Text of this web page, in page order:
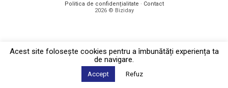
Politica de confidențialitate · Contact
2026 © Biziday
Acest site foloseşte cookies pentru a îmbunătăți experiența ta
de navigare.
Accept Refuz